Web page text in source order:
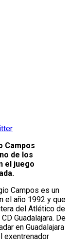
Campos
de los
el juego
Campos es un
el año 1992 y que
del Atlético de
Guadalajara. De
en Guadalajara
exentrenador